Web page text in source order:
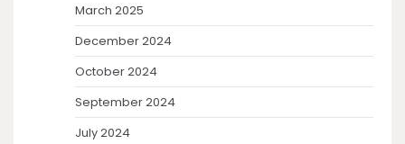
March 2025
December 2024
October 2024
September 2024
July 2024